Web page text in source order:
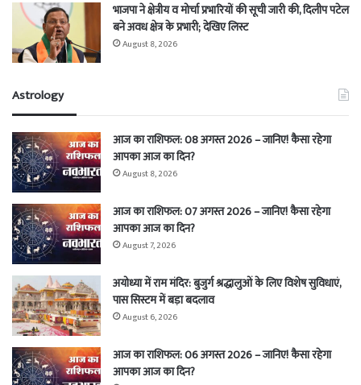
भाजपा ने क्षेत्रीय व मोर्चा प्रभारियों की सूची जारी की, दिलीप पटेल
बने अवध क्षेत्र के प्रभारी; देखिए लिस्ट
August 8, 2026
Astrology
आज का राशिफल: 08 अगस्त 2026 – जानिए! कैसा रहेगा
आपका आज का दिन?
August 8, 2026
आज का राशिफल: 07 अगस्त 2026 – जानिए! कैसा रहेगा
आपका आज का दिन?
August 7, 2026
अयोध्या में राम मंदिर: बुजुर्ग श्रद्धालुओं के लिए विशेष सुविधाएं,
पास सिस्टम में बड़ा बदलाव
August 6, 2026
आज का राशिफल: 06 अगस्त 2026 – जानिए! कैसा रहेगा
आपका आज का दिन?